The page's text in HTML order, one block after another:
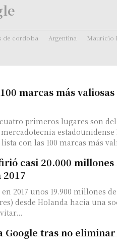
de cordoba Argentina Mauricio
marcas más
primeros lugares son
con las 100 marcas más
casi 20.000 millones
2017 unos 19.900 millones
desde Holanda hacia una
Google tras no